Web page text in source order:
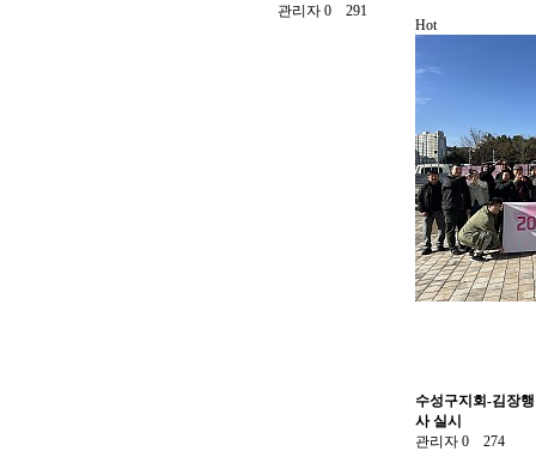
관리자 0 291
Hot
수성구지회-김장행
사 실시
관리자 0274